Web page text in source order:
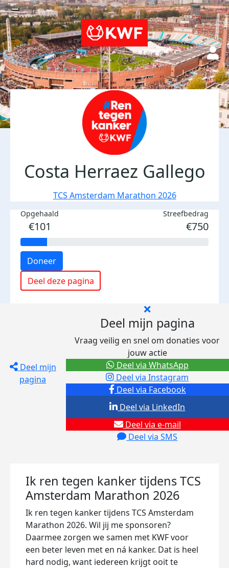
Costa Herraez Gallego
TCS Amsterdam Marathon 2026
Opgehaald
€101
Streefbedrag
€750
Doneer
Deel deze pagina
Deel mijn
pagina
Deel mijn pagina
Vraag veilig en snel om donaties voor
jouw actie
Deel via Facebook
Deel via Instagram
Deel via e-mail
Deel via SMS
Deel via LinkedIn
Deel via WhatsApp
Ik ren tegen kanker tijdens TCS
Amsterdam Marathon 2026
Ik ren tegen kanker tijdens TCS Amsterdam
Marathon 2026. Wil jij me sponsoren?
Daarmee zorgen we samen met KWF voor
een beter leven met en ná kanker. Dat is heel
hard nodig, want iedereen krijgt ooit te